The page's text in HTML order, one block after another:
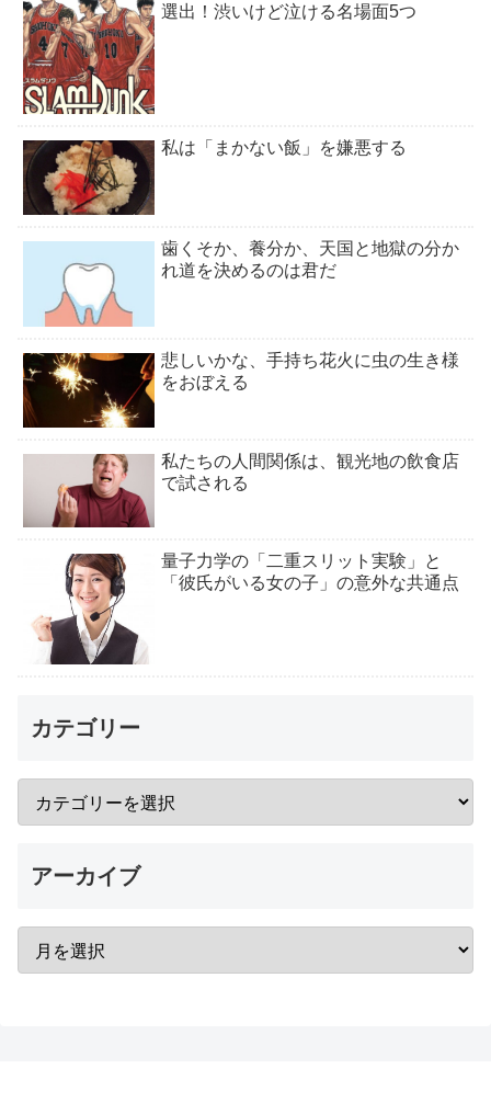
選出！渋いけど泣ける名場面5つ
私は「まかない飯」を嫌悪する
歯くそか、養分か、天国と地獄の分か
れ道を決めるのは君だ
悲しいかな、手持ち花火に虫の生き様
をおぼえる
私たちの人間関係は、観光地の飲食店
で試される
量子力学の「二重スリット実験」と
「彼氏がいる女の子」の意外な共通点
カテゴリー
アーカイブ